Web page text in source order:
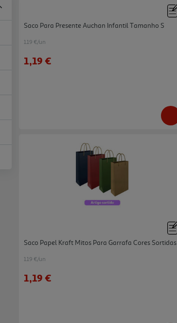
Saco Para Presente Auchan Infantil Tamanho S
1.19 €/un
1,19 €
Saco Papel Kraft Mitos Para Garrafa Cores Sortidas
1.19 €/un
1,19 €